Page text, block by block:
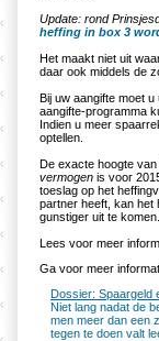
Update: rond
heffing in box 3
Het maakt niet uit
daar ook middels de
Bij uw aangifte moet
aangifte-programma
Indien u meer
optellen.
De exacte hoogte
vermogen is voor
toeslag op het
partner heeft, kan het
gunstiger uit te komen.
Lees voor meer
Ga voor meer
Dossier: Spaargeld
Niet lang nadat de
men meer dan een
tegen te doen valt